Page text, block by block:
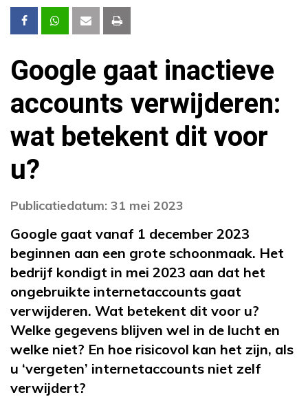
Google gaat inactieve
accounts verwijderen:
wat betekent dit voor
u?
Publicatiedatum: 31 mei 2023
Google gaat vanaf 1 december 2023
beginnen aan een grote schoonmaak. Het
bedrijf kondigt in mei 2023 aan dat het
ongebruikte internetaccounts gaat
verwijderen. Wat betekent dit voor u?
Welke gegevens blijven wel in de lucht en
welke niet? En hoe risicovol kan het zijn, als
u ‘vergeten’ internetaccounts niet zelf
verwijdert?